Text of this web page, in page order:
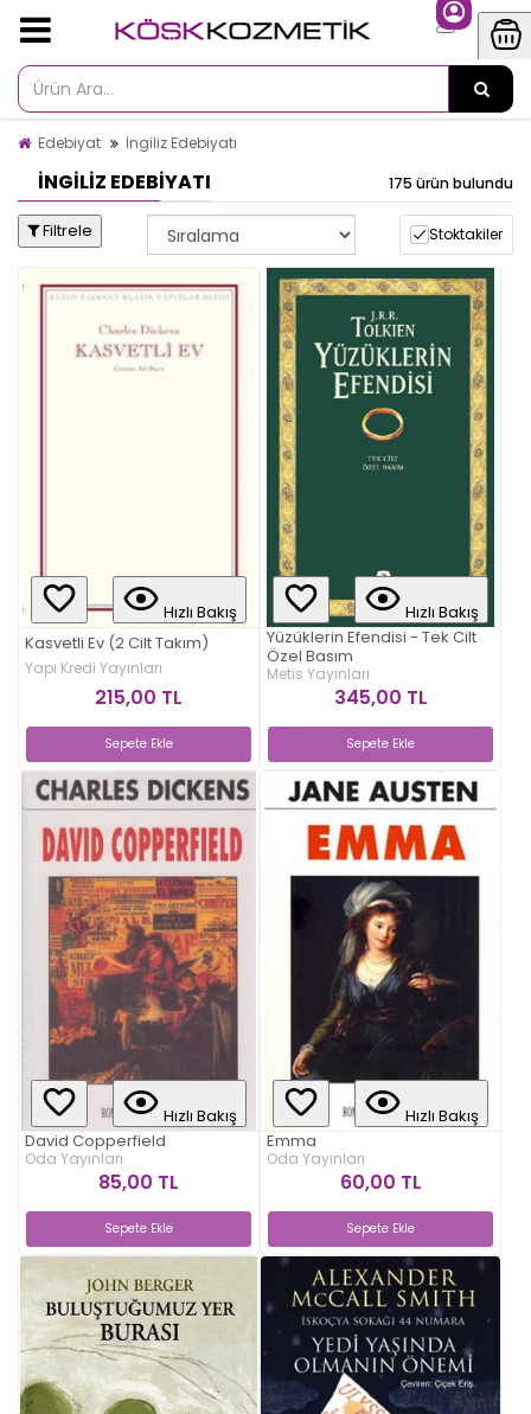
Edebiyat İngiliz Edebiyatı
İNGILIZ EDEBIYATI 175 ürün bulundu
Filtrele Stoktakiler
Hızlı Bakış
Kasvetli Ev (2 Cilt Takım)
Yapı Kredi Yayınları
215,00 TL
Sepete Ekle
Hızlı Bakış
Yüzüklerin Efendisi - Tek Cilt
Özel Basım
Metis Yayınları
345,00 TL
Sepete Ekle
Hızlı Bakış
David Copperfield
Oda Yayınları
85,00 TL
Sepete Ekle
Hızlı Bakış
Emma
Oda Yayınları
60,00 TL
Sepete Ekle